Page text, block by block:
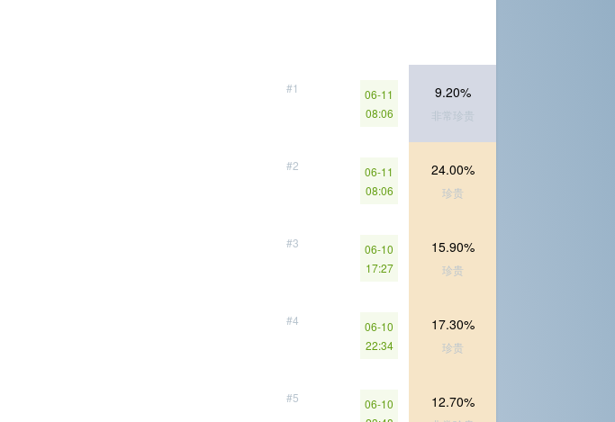
#1
06-11
08:06
9.20%
非常珍贵
#2
06-11
08:06
24.00%
珍贵
#3
06-10
17:27
15.90%
珍贵
#4
06-10
22:34
17.30%
珍贵
#5
06-10
12.70%